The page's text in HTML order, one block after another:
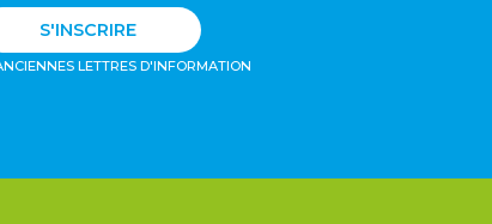
S'INSCRIRE
LETTRES D'INFORMATION